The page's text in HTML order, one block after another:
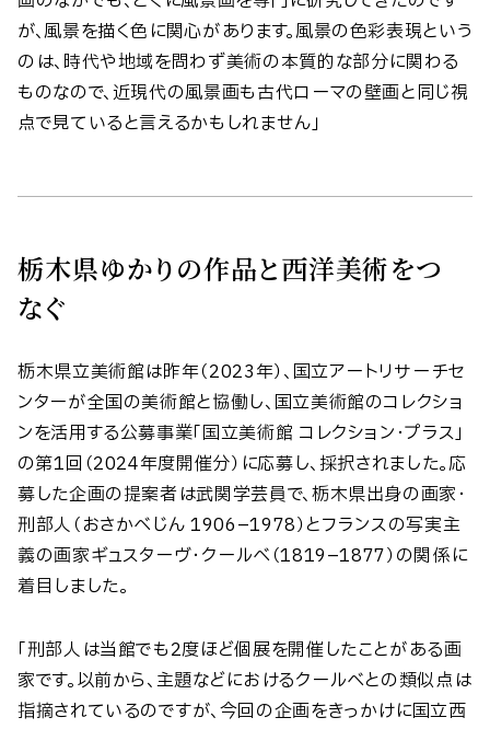
が、風景を描く色に関心があります。風景の色彩表現という
のは、時代や地域を問わず美術の本質的な部分に関わる
ものなので、近現代の風景画も古代ローマの壁画と同じ視
点で見ていると言えるかもしれません」
栃木県ゆかりの作品と西洋美術をつ
なぐ
栃木県立美術館は昨年（2023年）、国立アートリサーチセ
ンターが全国の美術館と協働し、国立美術館のコレクショ
ンを活用する公募事業「国立美術館 コレクション・プラス」
の第1回（2024年度開催分）に応募し、採択されました。応
募した企画の提案者は武関学芸員で、栃木県出身の画家・
刑部人（おさかべじん 1906–1978）とフランスの写実主
義の画家ギュスターヴ・クールベ（1819–1877）の関係に
着目しました。
「刑部人は当館でも2度ほど個展を開催したことがある画
家です。以前から、主題などにおけるクールベとの類似点は
指摘されているのですが、今回の企画をきっかけに国立西